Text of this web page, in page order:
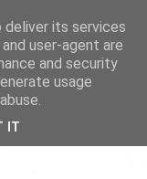
its services
user-agent are
and security
usage
IT